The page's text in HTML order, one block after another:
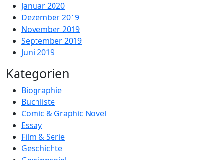
Januar 2020
Dezember 2019
November 2019
September 2019
Juni 2019
Kategorien
Biographie
Buchliste
Comic & Graphic Novel
Essay
Film & Serie
Geschichte